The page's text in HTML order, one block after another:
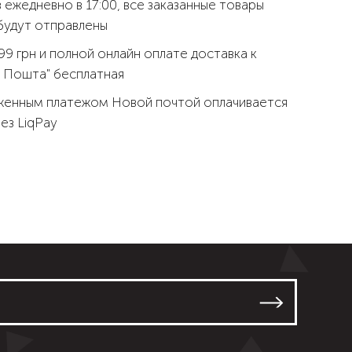
ежедневно в 17:00, все заказанные товары
отправлены
грн и полной онлайн оплате доставка к
бесплатная
платежом Новой почтой оплачивается
LiqPay